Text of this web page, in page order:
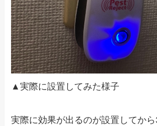
▲実際に設置してみた様子
実際に効果が出るのが設置してか